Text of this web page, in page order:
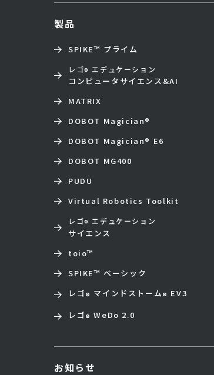
製品
SPIKE™ プライム
レゴ® エデュケーション
コンピュータサイエンス&AI
MATRIX
DOBOT Magician®
DOBOT Magician® E6
DOBOT MG400
PUDU
Virtual Robotics Toolkit
レゴ® エデュケーション
サイエンス
toio™
SPIKE™ ベーシック
レゴ® マインドストーム® EV3
レゴ® WeDo 2.0
お知らせ